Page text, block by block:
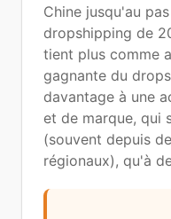
Chine jusqu'au
dropshipping de
tient plus comme
gagnante du
davantage à une
et de marque, qui
(souvent depuis
régionaux), qu'à